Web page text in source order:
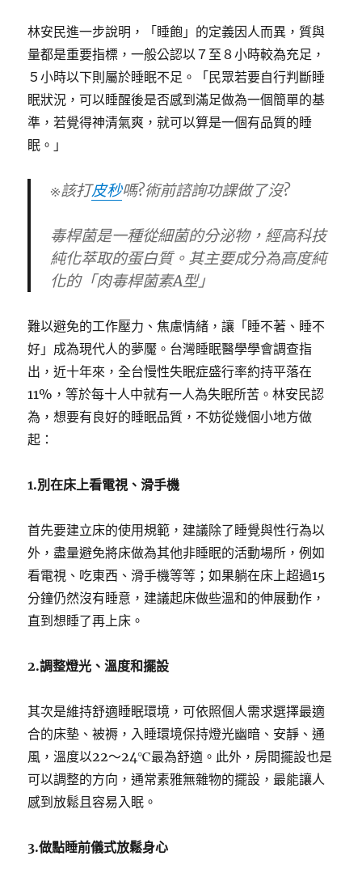
林安民進一步說明，「睡飽」的定義因人而異，質與
量都是重要指標，一般公認以７至８小時較為充足，
５小時以下則屬於睡眠不足。「民眾若要自行判斷睡
眠狀況，可以睡醒後是否感到滿足做為一個簡單的基
準，若覺得神清氣爽，就可以算是一個有品質的睡
眠。」
※該打皮秒嗎?術前諮詢功課做了沒?
毒桿菌是一種從細菌的分泌物，經高科技
純化萃取的蛋白質。其主要成分為高度純
化的「肉毒桿菌素A型」
難以避免的工作壓力、焦慮情緒，讓「睡不著、睡不
好」成為現代人的夢魘。台灣睡眠醫學學會調查指
出，近十年來，全台慢性失眠症盛行率約持平落在
11%，等於每十人中就有一人為失眠所苦。林安民認
為，想要有良好的睡眠品質，不妨從幾個小地方做
起：
1.別在床上看電視、滑手機
首先要建立床的使用規範，建議除了睡覺與性行為以
外，盡量避免將床做為其他非睡眠的活動場所，例如
看電視、吃東西、滑手機等等；如果躺在床上超過15
分鐘仍然沒有睡意，建議起床做些溫和的伸展動作，
直到想睡了再上床。
2.調整燈光、溫度和擺設
其次是維持舒適睡眠環境，可依照個人需求選擇最適
合的床墊、被褥，入睡環境保持燈光幽暗、安靜、通
風，溫度以22～24℃最為舒適。此外，房間擺設也是
可以調整的方向，通常素雅無雜物的擺設，最能讓人
感到放鬆且容易入眠。
3.做點睡前儀式放鬆身心